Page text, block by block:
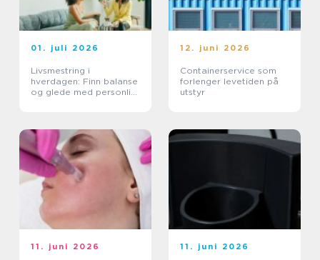
01. juli 2026
Livsmestring i
hverdagen: Finn balanse
og glede med personlig
12. juni 2026
Containerservice som
forlenger levetiden på
utstyr
11. juni 2026 11. juni 2026